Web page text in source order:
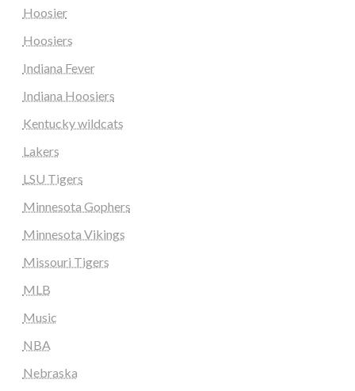
Hoosier
Hoosiers
Indiana Fever
Indiana Hoosiers
Kentucky wildcats
Lakers
LSU Tigers
Minnesota Gophers
Minnesota Vikings
Missouri Tigers
MLB
Music
NBA
Nebraska